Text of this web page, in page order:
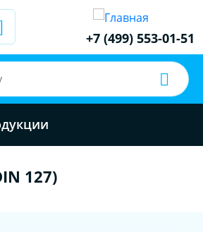
+7 (499) 553-01-51
127)